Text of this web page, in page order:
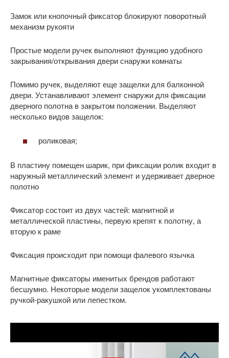
Замок или кнопочный фиксатор блокируют поворотный
механизм рукояти
Простые модели ручек выполняют функцию удобного
закрывания/открывания двери снаружи комнаты
Помимо ручек, выделяют еще защелки для балконной
двери. Устанавливают элемент снаружи для фиксации
дверного полотна в закрытом положении. Выделяют
несколько видов защелок:
роликовая;
В пластину помещен шарик, при фиксации ролик входит в
наружный металлический элемент и удерживает дверное
полотно
Фиксатор состоит из двух частей: магнитной и
металлической пластины, первую крепят к полотну, а
вторую к раме
Фиксация происходит при помощи фалевого язычка
Магнитные фиксаторы именитых брендов работают
бесшумно. Некоторые модели защелок укомплектованы
ручкой-ракушкой или лепестком.